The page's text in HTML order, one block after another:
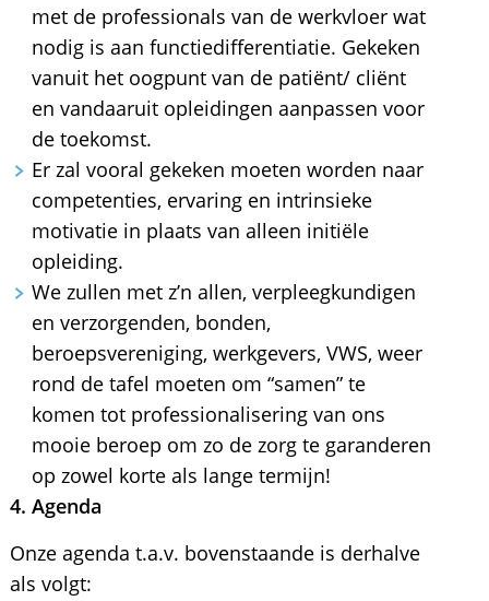
met de professionals van de werkvloer wat
nodig is aan functiedifferentiatie. Gekeken
vanuit het oogpunt van de patiënt/ cliënt
en vandaaruit opleidingen aanpassen voor
de toekomst.
Er zal vooral gekeken moeten worden naar
competenties, ervaring en intrinsieke
motivatie in plaats van alleen initiële
opleiding.
We zullen met z’n allen, verpleegkundigen
en verzorgenden, bonden,
beroepsvereniging, werkgevers, VWS, weer
rond de tafel moeten om “samen” te
komen tot professionalisering van ons
mooie beroep om zo de zorg te garanderen
op zowel korte als lange termijn!
4. Agenda
Onze agenda t.a.v. bovenstaande is derhalve
als volgt: